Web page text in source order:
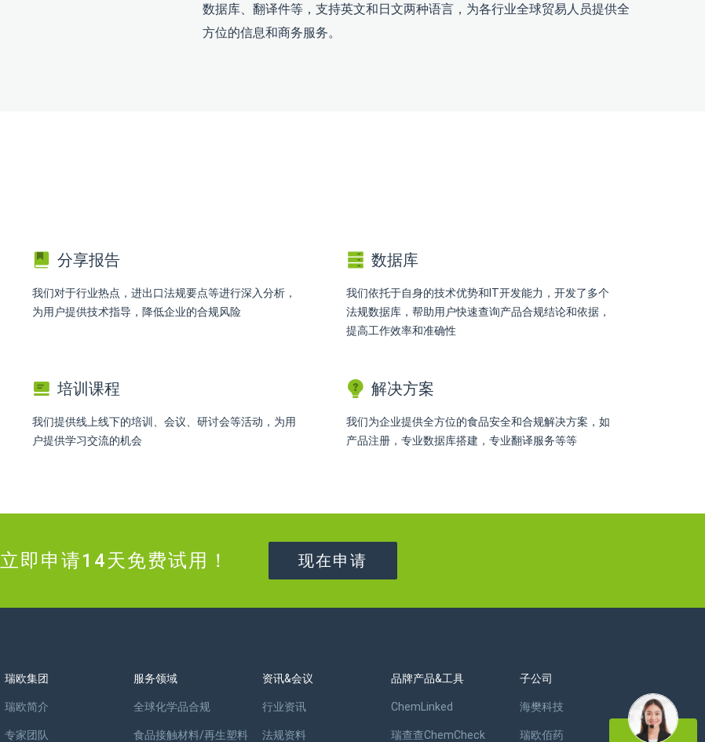
数据库、翻译件等，支持英文和日文两种语言，为各行业全球贸易人员提供全
方位的信息和商务服务。
分享报告
我们对于行业热点，进出口法规要点等进行深入分析，
为用户提供技术指导，降低企业的合规风险
数据库
我们依托于自身的技术优势和IT开发能力，开发了多个
法规数据库，帮助用户快速查询产品合规结论和依据，
提高工作效率和准确性
培训课程
我们提供线上线下的培训、会议、研讨会等活动，为用
户提供学习交流的机会
解决方案
我们为企业提供全方位的食品安全和合规解决方案，如
产品注册，专业数据库搭建，专业翻译服务等等
立即申请14天免费试用！ 现在申请
瑞欧集团
瑞欧简介
专家团队
服务领域
全球化学品合规
食品接触材料/再生塑料
资讯&会议
行业资讯
法规资料
品牌产品&工具
ChemLinked
瑞查查ChemCheck
子公司
海樊科技
瑞欧佰药